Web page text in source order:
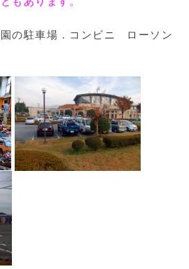
園の駐車場．コンビニ ローソン